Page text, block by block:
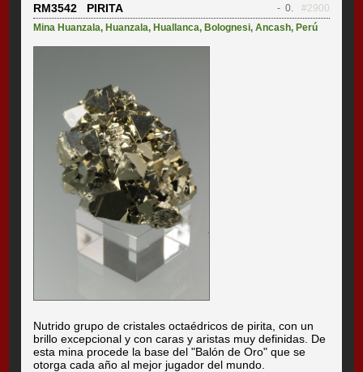
RM3542 PIRITA - 0.
#2900
Mina Huanzala,Huanzala,Huallanca,Bolognesi,Ancash,Perú
Nutrido grupo de cristales octaédricos de pirita, con un
brillo excepcional y con caras y aristas muy definidas. De
esta mina procede la base del "Balón de Oro" que se
otorga cada año al mejor jugador del mundo.